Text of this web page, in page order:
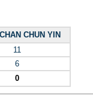
CHUN YIN
11
6
0